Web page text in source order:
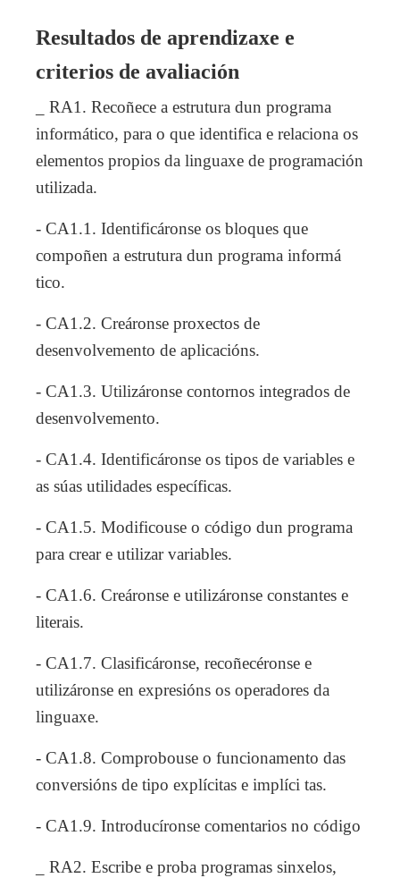
Resultados de aprendizaxe e
criterios de avaliación
_ RA1. Recoñece a estrutura dun programa
informático, para o que identifica e relaciona os
elementos propios da linguaxe de programación
utilizada.
- CA1.1. Identificáronse os bloques que
compoñen a estrutura dun programa informá
tico.
- CA1.2. Creáronse proxectos de
desenvolvemento de aplicacións.
- CA1.3. Utilizáronse contornos integrados de
desenvolvemento.
- CA1.4. Identificáronse os tipos de variables e
as súas utilidades específicas.
- CA1.5. Modificouse o código dun programa
para crear e utilizar variables.
- CA1.6. Creáronse e utilizáronse constantes e
literais.
- CA1.7. Clasificáronse, recoñecéronse e
utilizáronse en expresións os operadores da
linguaxe.
- CA1.8. Comprobouse o funcionamento das
conversións de tipo explícitas e implíci tas.
- CA1.9. Introducíronse comentarios no código
_ RA2. Escribe e proba programas sinxelos,